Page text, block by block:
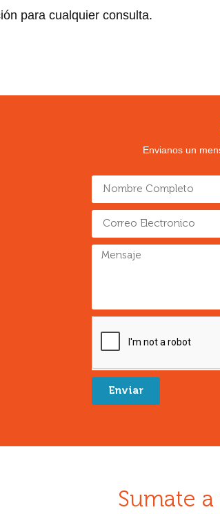
para cualquier consulta.
Envianos un
Enviar
Sumate